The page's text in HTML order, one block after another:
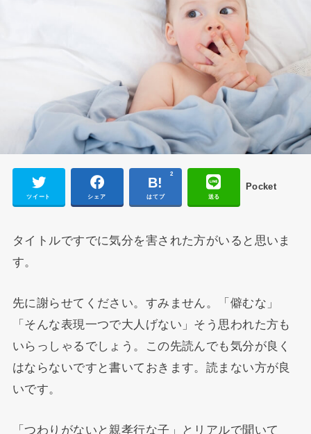
ツイート シェア はてブ
2
送る
Pocket
タイトルですでに気分を害された方がいると思いま
す。
先に謝らせてください。すみません。「僻むな」
「そんな表現一つで大人げない」そう思われた方も
いらっしゃるでしょう。この先読んでも気分が良く
はならないですと書いておきます。読まない方が良
いです。
「つわりがないと親孝行な子」とリアルで聞いて